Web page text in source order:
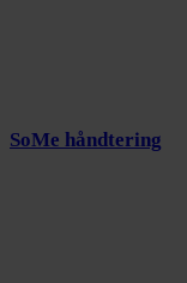
SoMe håndtering